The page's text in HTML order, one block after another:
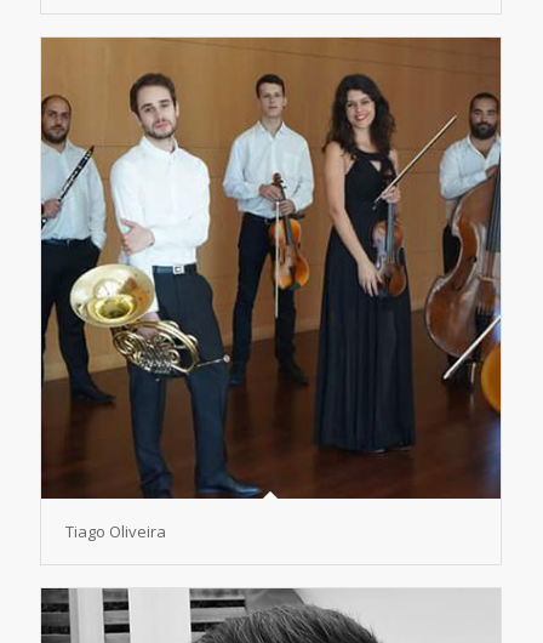
Tiago Oliveira